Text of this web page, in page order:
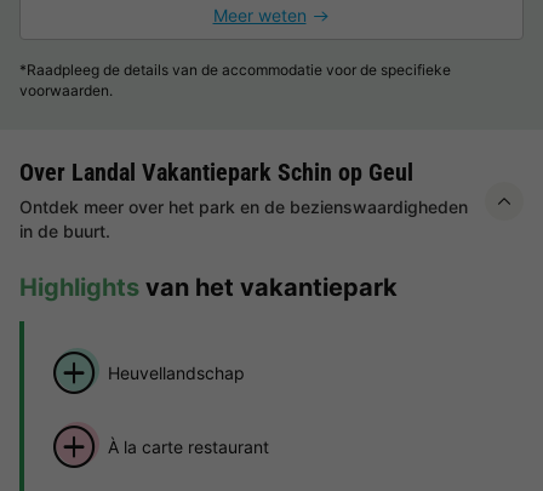
Meer weten
*Raadpleeg de details van de accommodatie voor de specifieke
voorwaarden.
Over Landal Vakantiepark Schin op Geul
Ontdek meer over het park en de bezienswaardigheden
in de buurt.
Highlights van het vakantiepark
Heuvellandschap
À la carte restaurant